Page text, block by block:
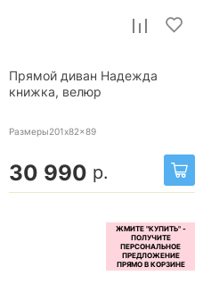
Прямой диван Надежда
книжка, велюр
Размеры201x82x89
30 990 р.